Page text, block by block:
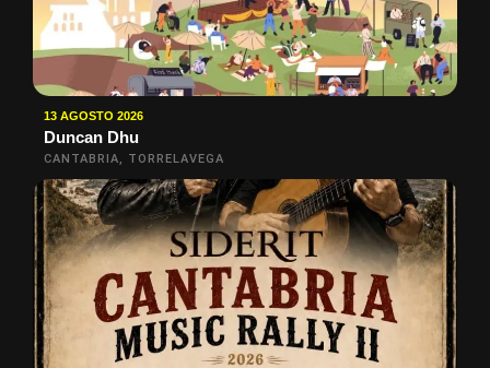
13 AGOSTO 2026
Duncan Dhu
CANTABRIA, TORRELAVEGA